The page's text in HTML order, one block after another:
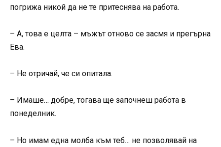
погрижа никой да не те притеснява на работа.
– А, това е целта – мъжът отново се засмя и прегърна
Ева.
– Не отричай, че си опитала.
– Имаше… добре, тогава ще започнеш работа в
понеделник.
– Но имам една молба към теб… не позволявай на